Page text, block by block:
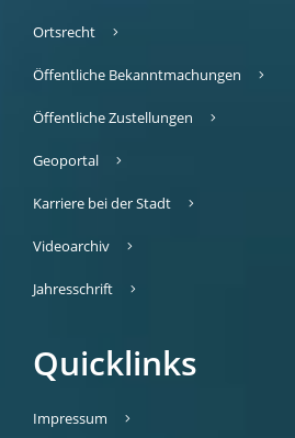
Ortsrecht
Öffentliche Bekanntmachungen
Öffentliche Zustellungen
Geoportal
Karriere bei der Stadt
Videoarchiv
Jahresschrift
Quicklinks
Impressum